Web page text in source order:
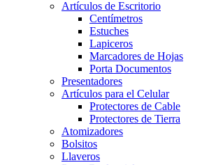
Artículos de Escritorio
Centímetros
Estuches
Lapiceros
Marcadores de Hojas
Porta Documentos
Presentadores
Artículos para el Celular
Protectores de Cable
Protectores de Tierra
Atomizadores
Bolsitos
Llaveros